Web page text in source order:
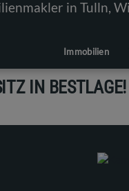
Immobilien
IN BESTLAGE!